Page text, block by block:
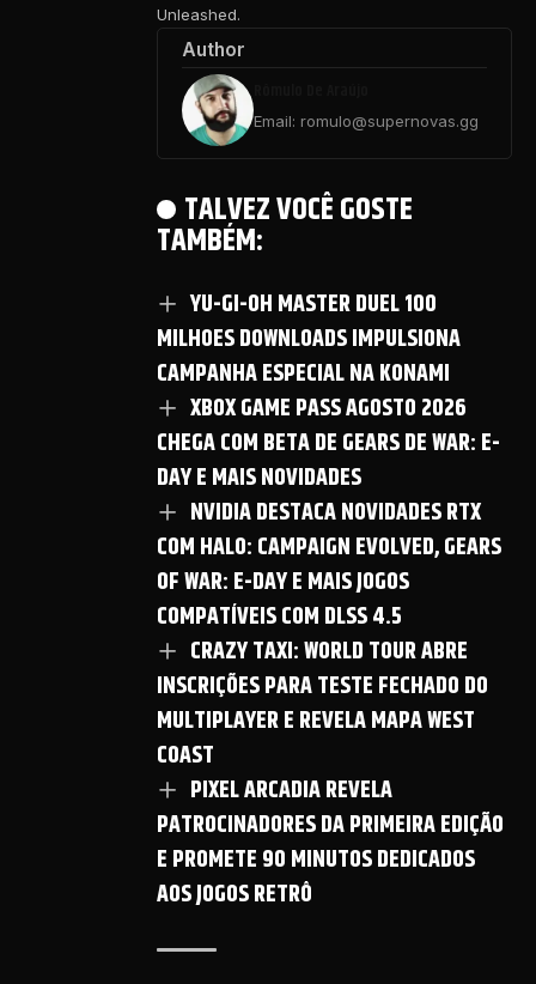
Unleashed.
Author
Email: romulo@supernovas.gg
TALVEZ VOCÊ GOSTE
TAMBÉM:
YU-GI-OH MASTER DUEL 100
MILHOES DOWNLOADS IMPULSIONA
CAMPANHA ESPECIAL NA KONAMI
XBOX GAME PASS AGOSTO 2026
CHEGA COM BETA DE GEARS DE WAR: E-
DAY E MAIS NOVIDADES
NVIDIA DESTACA NOVIDADES RTX
COM HALO: CAMPAIGN EVOLVED, GEARS
OF WAR: E-DAY E MAIS JOGOS
COMPATÍVEIS COM DLSS 4.5
CRAZY TAXI: WORLD TOUR ABRE
INSCRIÇÕES PARA TESTE FECHADO DO
MULTIPLAYER E REVELA MAPA WEST
COAST
PIXEL ARCADIA REVELA
PATROCINADORES DA PRIMEIRA EDIÇÃO
E PROMETE 90 MINUTOS DEDICADOS
AOS JOGOS RETRÔ